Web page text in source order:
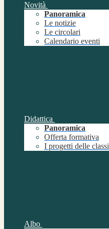
Novità
Panoramica
Le notizie
Le circolari
Calendario eventi
Didattica
Panoramica
Offerta formativa
I progetti delle classi
Albo